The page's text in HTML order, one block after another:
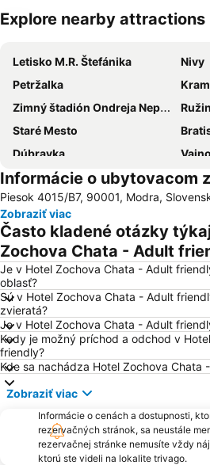
Explore nearby attractions
Letisko M.R. Štefánika
Nivy
Petržalka
Zimný štadión Ondreja Nepelu
Staré Mesto
Dúbravka
Termálne kúpalisko Vincov les
Nové Mesto
Rača
Incheba Expo Aréna
Lamač
Devín
Mlynská dolina
Rusovce
Hrad
Jarovce
Slovenské národné divadlo
Avion Shopping Park
Pasienky
Hlavné námestie
Informácie o ubytovacom
Piesok 4015/B7, 90001, Modra,
Zobraziť viac
Často kladené otázky
Zochova Chata - Adult
Je v Hotel Zochova Chata - Adult
oblasť?
Sú v Hotel Zochova Chata - Adult
zvieratá?
Je v Hotel Zochova Chata - Adult
Kedy je možný príchod a odchod v
friendly?
Kde sa nachádza Hotel Zochova Chata
Zobraziť viac
Informácie o cenách a dostupnosti,
rezervačných stránok, sa neustále
rezervačnej stránke nemusíte vždy
ktorú ste videli na lokalite trivago.